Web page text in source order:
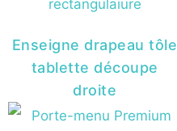
Enseigne drapeau tôle
tablette découpe
droite